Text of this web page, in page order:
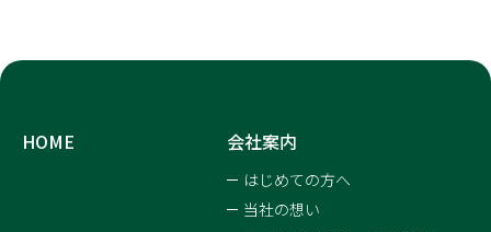
HOME 会社案内
はじめての方へ
当社の想い